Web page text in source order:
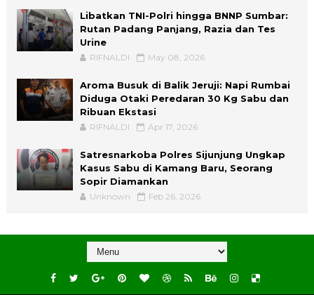
Libatkan TNI-Polri hingga BNNP Sumbar:
Rutan Padang Panjang, Razia dan Tes
Urine
RIFNALDI May 08, 2026
Aroma Busuk di Balik Jeruji: Napi Rumbai
Diduga Otaki Peredaran 30 Kg Sabu dan
Ribuan Ekstasi
RIFNALDI Apr 17, 2026
Satresnarkoba Polres Sijunjung Ungkap
Kasus Sabu di Kamang Baru, Seorang
Sopir Diamankan
Unknown Feb 26, 2026